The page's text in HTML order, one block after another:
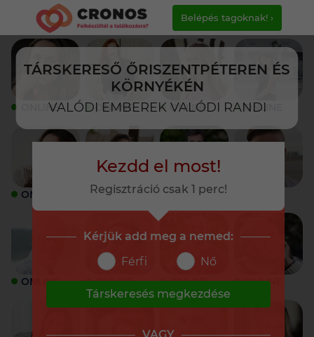
TÁRSKERESŐ ŐRISZENTPÉTEREN ÉS
KÖRNYÉKÉN
VALÓDI EMBEREK VALÓDI RANDI
Belépés tagoknak! ›
ONLINE ONLINE ONLINE ONLINE
ONLINE ONLINE ONLINE
ONLINE ONLINE ONLINE ONLINE
Kezdd el most!
Regisztráció csak 1 perc!
Kérjük add meg a nemed:
Férfi
Nő
Társkeresés megkezdése